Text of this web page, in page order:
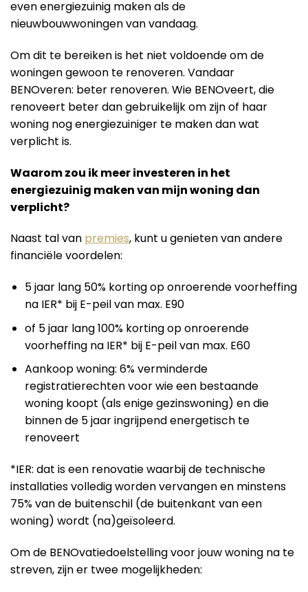
even energiezuinig maken als de
nieuwbouwwoningen van vandaag.
Om dit te bereiken is het niet voldoende om de
woningen gewoon te renoveren. Vandaar
BENOveren: beter renoveren. Wie BENOveert, die
renoveert beter dan gebruikelijk om zijn of haar
woning nog energiezuiniger te maken dan wat
verplicht is.
Waarom zou ik meer investeren in het
energiezuinig maken van mijn woning dan
verplicht?
Naast tal van premies, kunt u genieten van andere
financiële voordelen:
5 jaar lang 50% korting op onroerende voorheffing
na IER* bij E-peil van max. E90
of 5 jaar lang 100% korting op onroerende
voorheffing na IER* bij E-peil van max. E60
Aankoop woning: 6% verminderde
registratierechten voor wie een bestaande
woning koopt (als enige gezinswoning) en die
binnen de 5 jaar ingrijpend energetisch te
renoveert
*IER: dat is een renovatie waarbij de technische
installaties volledig worden vervangen en minstens
75% van de buitenschil (de buitenkant van een
woning) wordt (na)geïsoleerd.
Om de BENOvatiedoelstelling voor jouw woning na te
streven, zijn er twee mogelijkheden: